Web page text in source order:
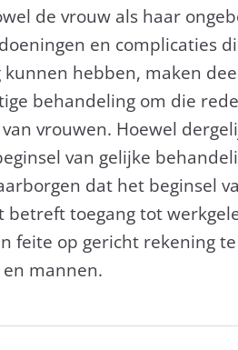
de vrouw als haar
en complicaties
hebben, maken
behandeling om die
vrouwen. Hoewel
van gelijke
dat het beginsel
toegang tot
feite op gericht rekening
mannen.